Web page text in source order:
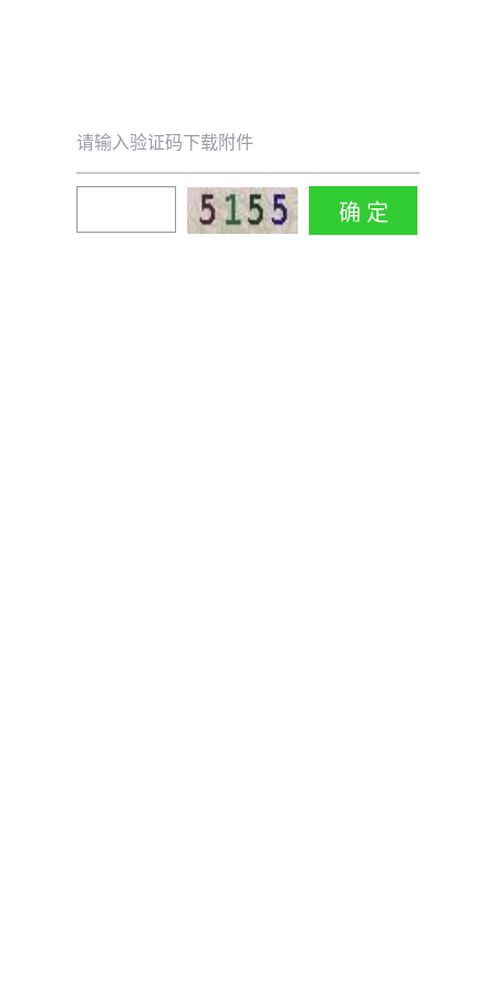
请输入验证码下载附件